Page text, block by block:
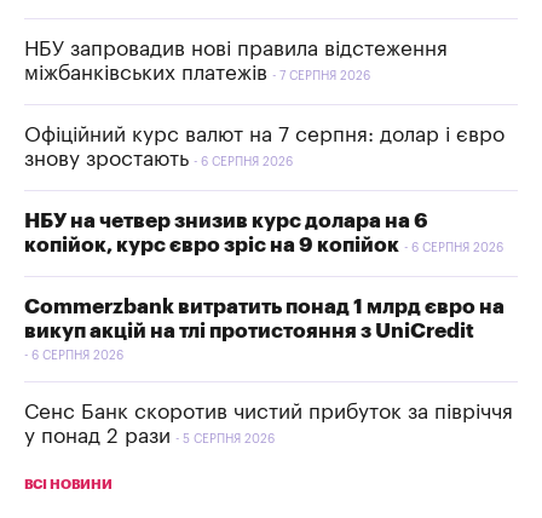
НБУ запровадив нові правила відстеження
міжбанківських платежів
7 СЕРПНЯ 2026
Офіційний курс валют на 7 серпня: долар і євро
знову зростають
6 СЕРПНЯ 2026
НБУ на четвер знизив курс долара на 6
копійок, курс євро зріс на 9 копійок
6 СЕРПНЯ 2026
Commerzbank витратить понад 1 млрд євро на
викуп акцій на тлі протистояння з UniCredit
6 СЕРПНЯ 2026
Сенс Банк скоротив чистий прибуток за півріччя
у понад 2 рази
5 СЕРПНЯ 2026
ВСІ НОВИНИ